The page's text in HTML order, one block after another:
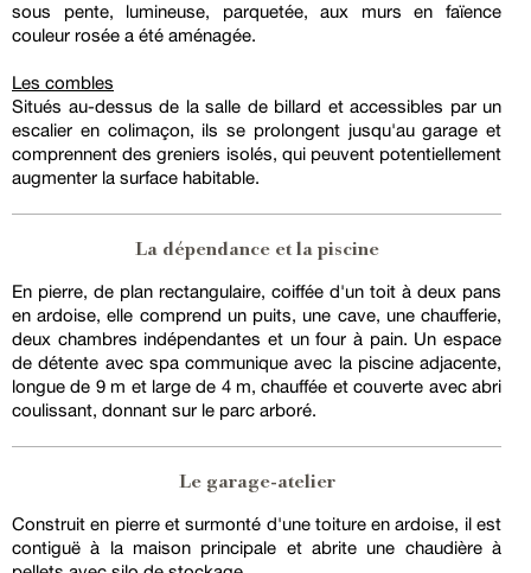
sous pente, lumineuse, parquetée, aux murs en faïence
couleur rosée a été aménagée.
Les combles
Situés au-dessus de la salle de billard et accessibles par un
escalier en colimaçon, ils se prolongent jusqu'au garage et
comprennent des greniers isolés, qui peuvent potentiellement
augmenter la surface habitable.
La dépendance et la piscine
En pierre, de plan rectangulaire, coiffée d'un toit à deux pans
en ardoise, elle comprend un puits, une cave, une chaufferie,
deux chambres indépendantes et un four à pain. Un espace
de détente avec spa communique avec la piscine adjacente,
longue de 9 m et large de 4 m, chauffée et couverte avec abri
coulissant, donnant sur le parc arboré.
Le garage-atelier
Construit en pierre et surmonté d'une toiture en ardoise, il est
contiguë à la maison principale et abrite une chaudière à